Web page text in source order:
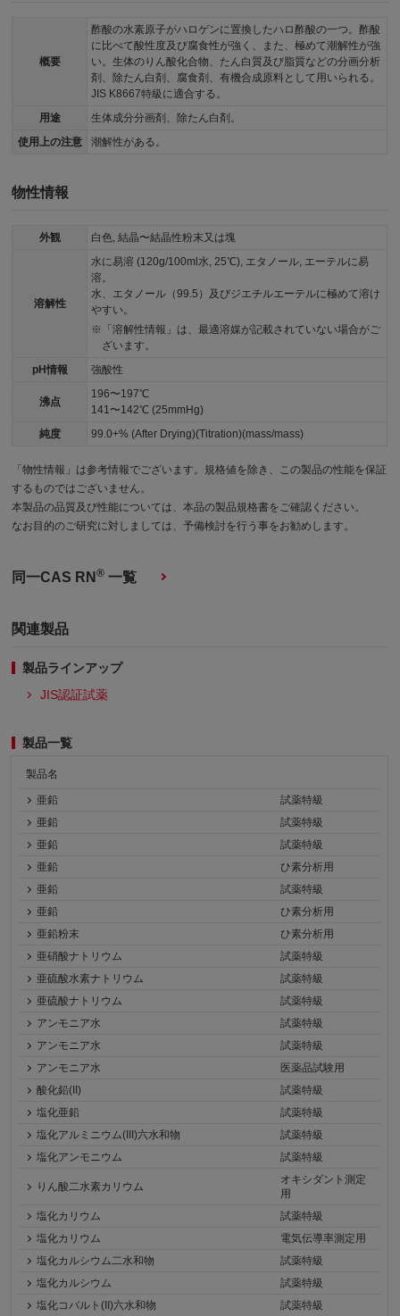
概要
酢酸の水素原子がハロゲンに置換したハロ酢酸の一つ。酢酸
に比べて酸性度及び腐食性が強く、また、極めて潮解性が強
い。生体のりん酸化合物、たん白質及び脂質などの分画分析
剤、除たん白剤、腐食剤、有機合成原料として用いられる。
JIS K8667特級に適合する。
用途
生体成分分画剤、除たん白剤。
使用上の注意
潮解性がある。
物性情報
外観 白色, 結晶〜結晶性粉末又は塊
溶解性
水に易溶 (120g/100ml水, 25℃), エタノール, エーテルに易
溶。
水、エタノール（99.5）及びジエチルエーテルに極めて溶け
やすい。
「溶解性情報」は、最適溶媒が記載されていない場合がご
ざいます。
pH情報
強酸性
沸点
196〜197℃
141〜142℃ (25mmHg)
純度
99.0+% (After Drying)(Titration)(mass/mass)
「物性情報」は参考情報でございます。規格値を除き、この製品の性能を保証
するものではございません。
本製品の品質及び性能については、本品の製品規格書をご確認ください。
なお目的のご研究に対しましては、予備検討を行う事をお勧めします。
同一CAS RN® 一覧
関連製品
製品ラインアップ
JIS認証試薬
製品一覧
製品名
亜鉛
試薬特級
亜鉛
試薬特級
亜鉛
試薬特級
亜鉛
ひ素分析用
亜鉛
試薬特級
亜鉛
ひ素分析用
亜鉛粉末
ひ素分析用
亜硝酸ナトリウム
試薬特級
亜硫酸水素ナトリウム
試薬特級
亜硫酸ナトリウム
試薬特級
アンモニア水
試薬特級
アンモニア水
試薬特級
アンモニア水
医薬品試験用
酸化鉛(II)
試薬特級
塩化亜鉛
試薬特級
塩化アルミニウム(III)六水和物
試薬特級
塩化アンモニウム
試薬特級
りん酸二水素カリウム
オキシダント測定
用
塩化カリウム
試薬特級
塩化カリウム
電気伝導率測定用
塩化カルシウム二水和物
試薬特級
塩化カルシウム
試薬特級
塩化コバルト(II)六水和物
試薬特級